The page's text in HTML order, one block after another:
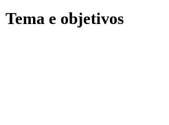
Tema e objetivos